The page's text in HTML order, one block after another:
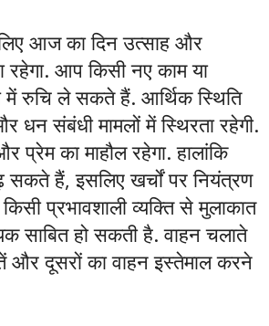
लिए आज का दिन उत्साह और
रहेगा. आप किसी नए काम या
में रुचि ले सकते हैं. आर्थिक स्थिति
धन संबंधी मामलों में स्थिरता रहेगी.
प्रेम का माहौल रहेगा. हालांकि
हैं, इसलिए खर्चों पर नियंत्रण
प्रभावशाली व्यक्ति से मुलाकात
साबित हो सकती है. वाहन चलाते
और दूसरों का वाहन इस्तेमाल करने